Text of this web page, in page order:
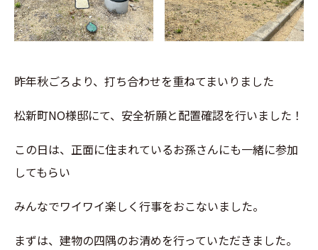
昨年秋ごろより、打ち合わせを重ねてまいりました
松新町NO様邸にて、安全祈願と配置確認を行いました！
この日は、正面に住まれているお孫さんにも一緒に参加
してもらい
みんなでワイワイ楽しく行事をおこないました。
まずは、建物の四隅のお清めを行っていただきました。